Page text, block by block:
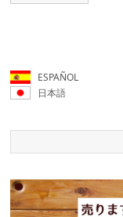
ESPAÑOL
日本語